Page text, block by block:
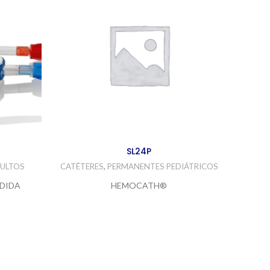
SL24P
CATÉTERES, PERMANENTES PEDIÁTRICOS
HEMOCATH®